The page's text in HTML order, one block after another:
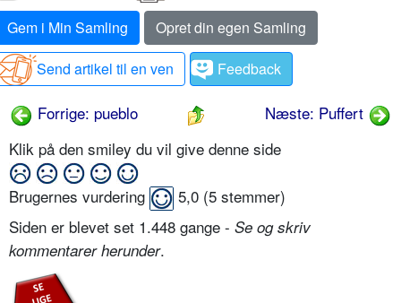
Gem i Min Samling
Opret din egen Samling
Send artikel til en ven
Feedback
Forrige: pueblo
Næste: Puffert
Klik på den smiley du vil give denne side
Brugernes vurdering 5,0 (5 stemmer)
Siden er blevet set 1.448 gange - Se og skriv
kommentarer herunder.